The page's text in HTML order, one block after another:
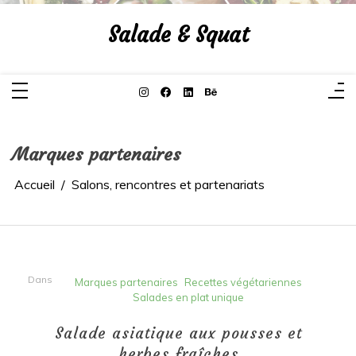
Aller
Salade & Squat
Marques partenaires
Accueil Salons, rencontres et partenariats
Dans Marques partenaires
Recettes végétariennes
Salades en plat unique
Salade asiatique aux pousses et